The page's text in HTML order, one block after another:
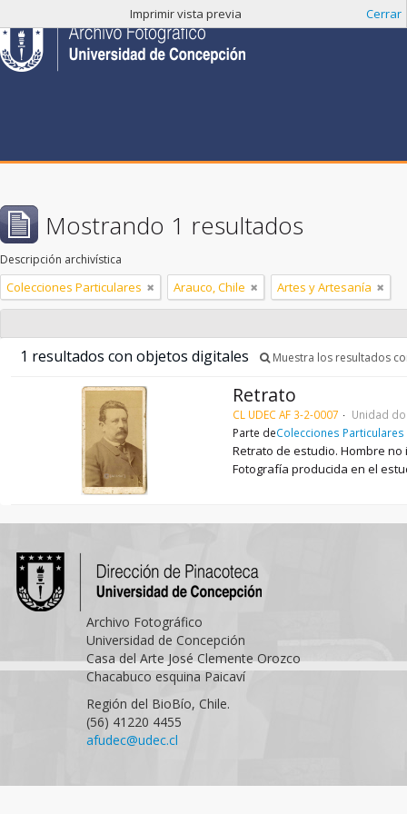
Imprimir vista previa Cerrar
Mostrando 1 resultados
Descripción archivística
Colecciones Particulares Arauco, Chile Artes y Artesanía
1 resultados con objetos digitales Muestra los resultados
Retrato
CL UDEC AF 3-2-0007
Unidad
Parte deColecciones Particulares
Retrato de estudio. Hombre
Fotografía producida en el
Archivo Fotográfico
Universidad de Concepción
Casa del Arte José Clemente Orozco
Chacabuco esquina Paicaví
Región del BioBío, Chile.
(56) 41220 4455
afudec@udec.cl